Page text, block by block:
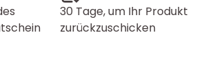
30 Tage, um Ihr Produkt
zurückzuschicken